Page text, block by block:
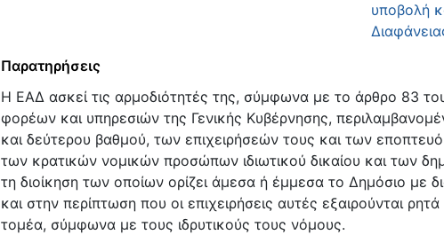
υποβολή
Παρατηρήσεις
Η ΕΑΔ ασκεί τις αρμοδιότητές της, σύμφωνα με το άρθρο 83
φορέων και υπηρεσιών της Γενικής Κυβέρνησης,
και δεύτερου βαθμού, των επιχειρήσεών τους και των
των κρατικών νομικών προσώπων ιδιωτικού δικαίου και των
τη διοίκηση των οποίων ορίζει άμεσα ή έμμεσα το Δημόσιο με
και στην περίπτωση που οι επιχειρήσεις αυτές εξαιρούνται
τομέα, σύμφωνα με τους ιδρυτικούς τους νόμους.